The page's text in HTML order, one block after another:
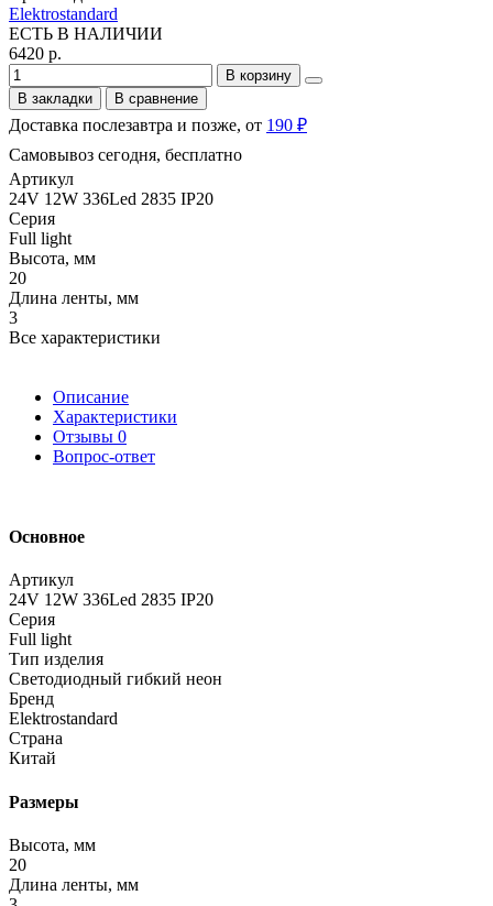
Elektrostandard
ЕСТЬ В НАЛИЧИИ
6420 р.
В корзину
В закладки
В сравнение
Доставка послезавтра и позже, от 190 ₽
Самовывоз сегодня, бесплатно
Артикул
24V 12W 336Led 2835 IP20
Серия
Full light
Высота, мм
20
Длина ленты, мм
3
Все характеристики
Описание
Характеристики
Отзывы 0
Вопрос-ответ
Основное
Артикул
24V 12W 336Led 2835 IP20
Серия
Full light
Тип изделия
Светодиодный гибкий неон
Бренд
Elektrostandard
Страна
Китай
Размеры
Высота, мм
20
Длина ленты, мм